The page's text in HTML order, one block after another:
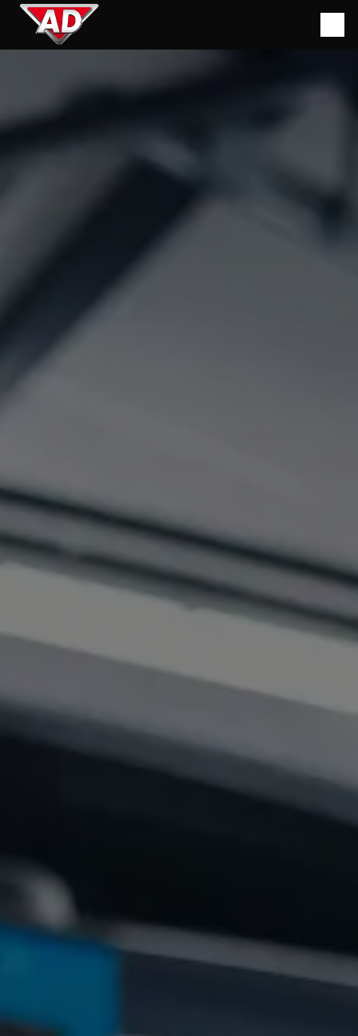
Panneau de gestion des cookies